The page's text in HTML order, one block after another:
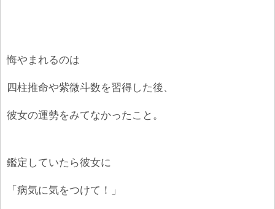
悔やまれるのは
四柱推命や紫微斗数を習得した後、
彼女の運勢をみてなかったこと。
鑑定していたら彼女に
「病気に気をつけて！」